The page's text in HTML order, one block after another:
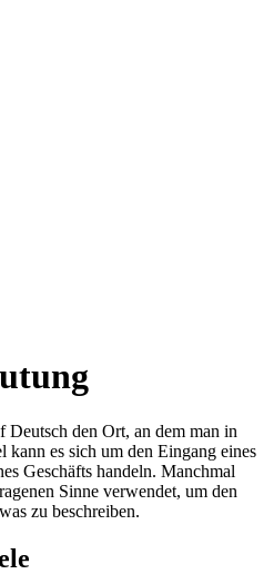
Deutsch den Ort, an dem man in
es sich um den Eingang eines
Geschäfts handeln. Manchmal
Sinne verwendet, um den
zu beschreiben.